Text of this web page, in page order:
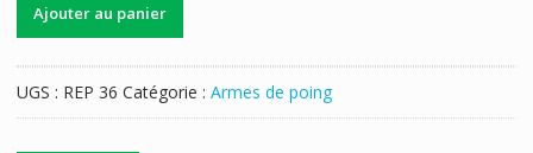
de
ASTRA
Ajouter au panier
UGS : REP 36 Catégorie : Armes de poing